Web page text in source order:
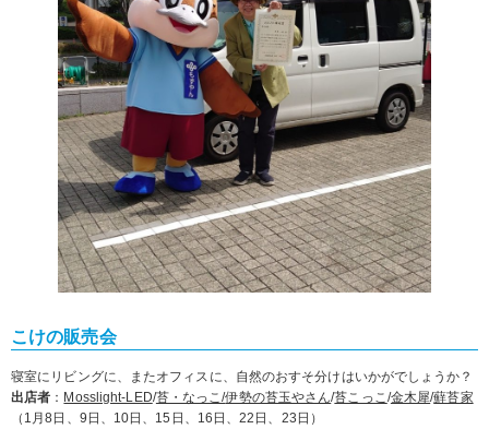
こけの販売会
寝室にリビングに、またオフィスに、自然のおすそ分けはいかがでしょうか？
出店者 ： Mosslight-LED/苔・なっこ/伊勢の苔玉やさん/苔こっこ/金木犀/蘚苔家
（1月8日、9日、10日、15日、16日、22日、23日）